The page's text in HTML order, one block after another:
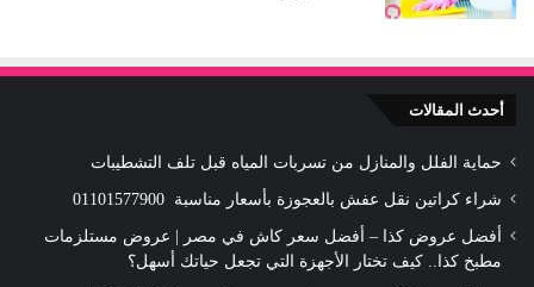
أحدث المقالات
حماية الفلل والمنازل من تسربات المياه قبل تلف التشطيبات
شراء كراتين نقل عفش بالعجوزة بأسعار مناسبة 01101577900
أفضل عروض كذا – أفضل سعر كاش في مصر | عروض مستلزمات
مطبخ كذا.. كيف تختار الأجهزة التي تجعل حياتك أسهل؟